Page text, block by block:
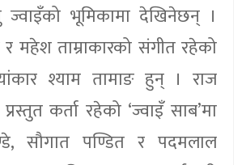
ज्वाइँको भूमिकामा देखिनेछन् ।
महेश ताम्राकारको संगीत रहेको
श्याम तामाङ हुन् । राज
कर्ता रहेको ‘ज्वाइँ साब’मा
सौगात पण्डित र पदमलाल